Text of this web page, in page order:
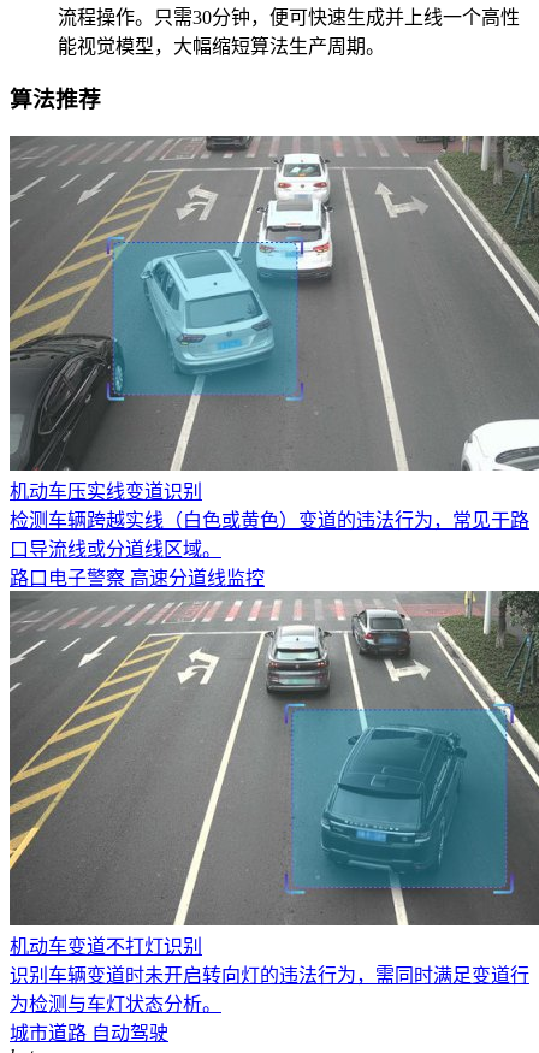
流程操作。只需30分钟，便可快速生成并上线一个高性
能视觉模型，大幅缩短算法生产周期。
算法推荐
机动车压实线变道识别
检测车辆跨越实线（白色或黄色）变道的违法行为，常见于路
口导流线或分道线区域。
路口电子警察 高速分道线监控
机动车变道不打灯识别
识别车辆变道时未开启转向灯的违法行为，需同时满足变道行
为检测与车灯状态分析。
城市道路 自动驾驶